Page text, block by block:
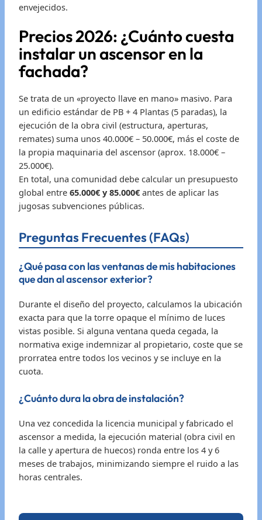
envejecidos.
Precios 2026: ¿Cuánto cuesta
instalar un ascensor en la
fachada?
Se trata de un «proyecto llave en mano» masivo. Para
un edificio estándar de PB + 4 Plantas (5 paradas), la
ejecución de la obra civil (estructura, aperturas,
remates) suma unos 40.000€ – 50.000€, más el coste de
la propia maquinaria del ascensor (aprox. 18.000€ –
25.000€).
En total, una comunidad debe calcular un presupuesto
global entre 65.000€ y 85.000€antes de aplicar las
jugosas subvenciones públicas.
Preguntas Frecuentes (FAQs)
¿Qué pasa con las ventanas de mis habitaciones
que dan al ascensor exterior?
Durante el diseño del proyecto, calculamos la ubicación
exacta para que la torre opaque el mínimo de luces
vistas posible. Si alguna ventana queda cegada, la
normativa exige indemnizar al propietario, coste que se
prorratea entre todos los vecinos y se incluye en la
cuota.
¿Cuánto dura la obra de instalación?
Una vez concedida la licencia municipal y fabricado el
ascensor a medida, la ejecución material (obra civil en
la calle y apertura de huecos) ronda entre los 4 y 6
meses de trabajos, minimizando siempre el ruido a las
horas centrales.